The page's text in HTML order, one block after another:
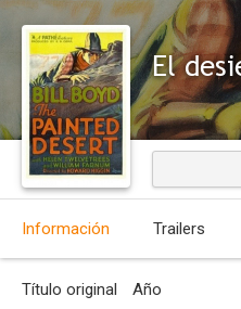
El
Información Trailers
Título original Año